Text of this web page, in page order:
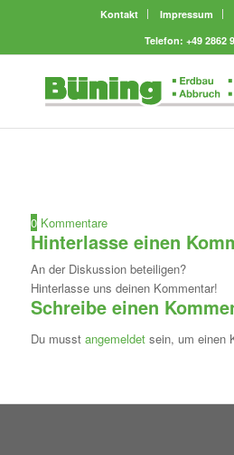
Kontakt Impressum
Telefon: +49 2862
0 Kommentare
Hinterlasse einen
An der Diskussion beteiligen?
Hinterlasse uns deinen Kommentar!
Schreibe einen
Du musst angemeldetsein, um einen